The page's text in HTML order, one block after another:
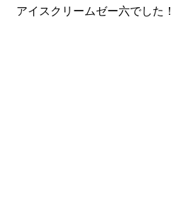
アイスクリームゼー六でした！